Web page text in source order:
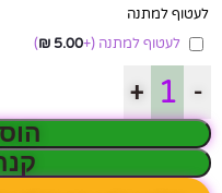
לעטוף למתנה
לעטוף למתנה (+
5.00
₪
)
-
+